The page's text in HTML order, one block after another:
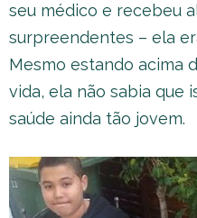
seu médico e recebeu
surpreendentes – ela
Mesmo estando acima
vida, ela não sabia que
saúde ainda tão jovem.